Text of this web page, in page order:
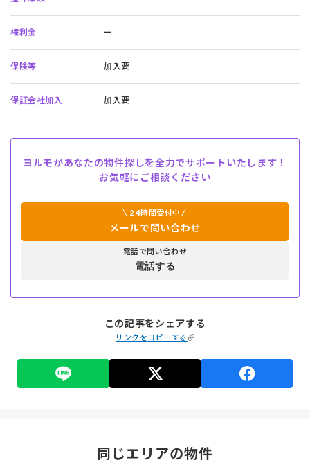
権利金 ー
保険等 加入要
保証会社加入 加入要
ヨルモがあなたの物件探しを全力でサポートいたします！
お気軽にご相談ください
24時間受付中
メールで問い合わせ
電話で問い合わせ
電話する
この記事をシェアする
リンクをコピーする
同じエリアの物件